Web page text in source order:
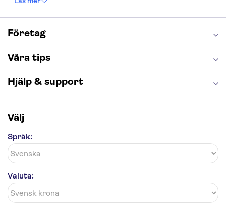
Burj Khalifa
Saltgruvan i Wieliczka
Alhambra
Caminito del Rey
London Dungeon
Företag
Våra tips
Hjälp & support
Välj
Språk:
Valuta: